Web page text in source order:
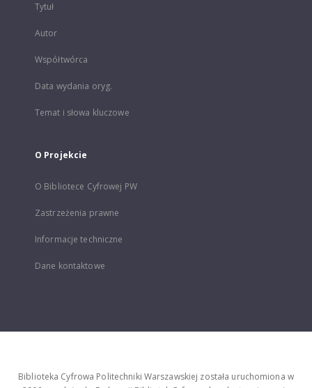
Tytuł
Autor
Współtwórca
Data wydania oryg.
Temat i słowa kluczowe
O Projekcie
O Bibliotece Cyfrowej PW
Zastrzeżenia prawne
Informacje techniczne
Dane kontaktowe
Biblioteka Cyfrowa Politechniki Warszawskiej została uruchomiona w